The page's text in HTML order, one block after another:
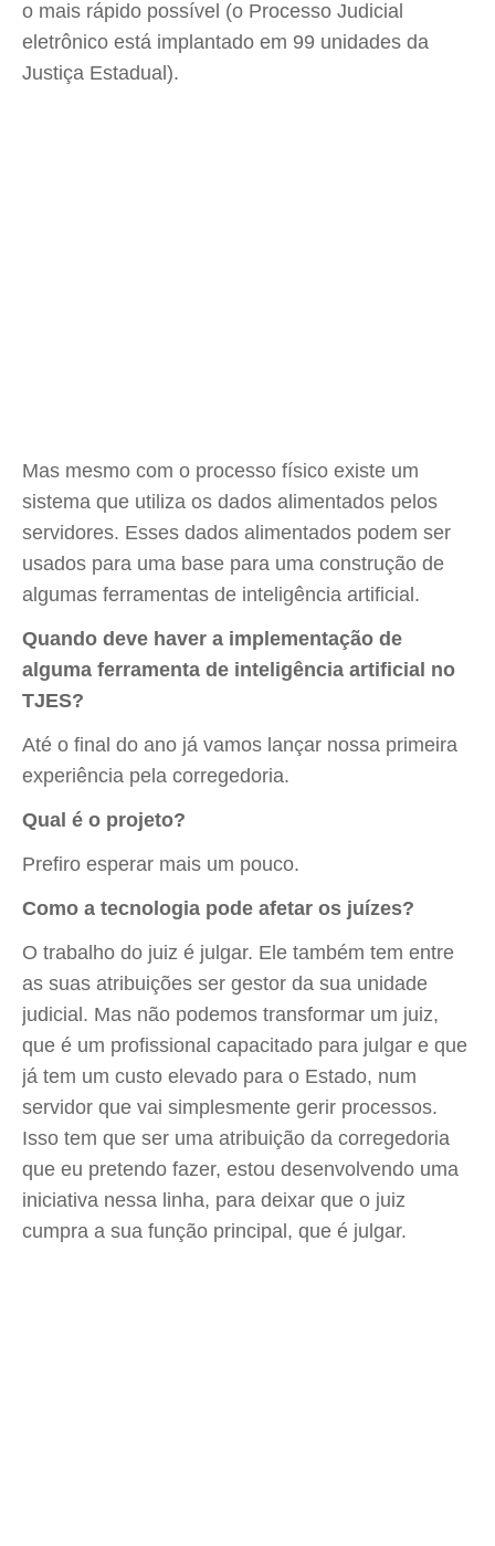
o mais rápido possível (o Processo Judicial
eletrônico está implantado em 99 unidades da
Justiça Estadual).
Mas mesmo com o processo físico existe um
sistema que utiliza os dados alimentados pelos
servidores. Esses dados alimentados podem ser
usados para uma base para uma construção de
algumas ferramentas de inteligência artificial.
Quando deve haver a implementação de
alguma ferramenta de inteligência artificial no
TJES?
Até o final do ano já vamos lançar nossa primeira
experiência pela corregedoria.
Qual é o projeto?
Prefiro esperar mais um pouco.
Como a tecnologia pode afetar os juízes?
O trabalho do juiz é julgar. Ele também tem entre
as suas atribuições ser gestor da sua unidade
judicial. Mas não podemos transformar um juiz,
que é um profissional capacitado para julgar e que
já tem um custo elevado para o Estado, num
servidor que vai simplesmente gerir processos.
Isso tem que ser uma atribuição da corregedoria
que eu pretendo fazer, estou desenvolvendo uma
iniciativa nessa linha, para deixar que o juiz
cumpra a sua função principal, que é julgar.